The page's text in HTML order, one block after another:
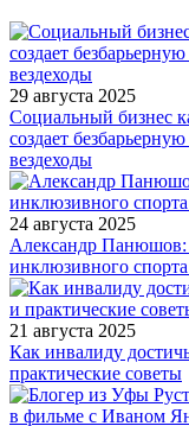
29 августа 2025
Социальный бизнес
создает
вездеходы
24 августа 2025
Александр
инклюзивного
21 августа 2025
Как инвалиду
практические советы